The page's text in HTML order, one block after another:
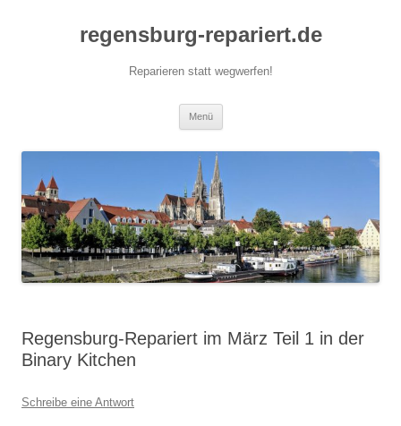
regensburg-repariert.de
Reparieren statt wegwerfen!
Menü
Regensburg-Repariert im März Teil 1 in der
Binary Kitchen
Schreibe eine Antwort